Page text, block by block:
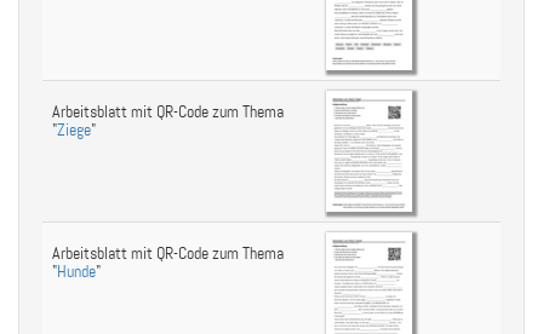
Arbeitsblatt mit QR-Code zum Thema
"Ziege"
Arbeitsblatt mit QR-Code zum Thema
"Hunde"